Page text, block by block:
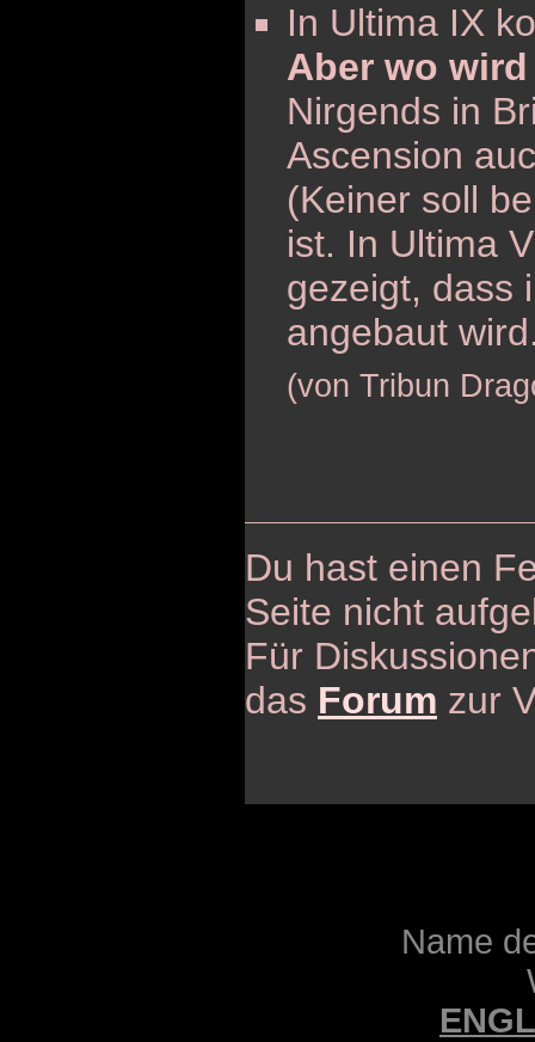
In Ultima IX
Aber wo
Nirgends in
Ascension
(Keiner soll
ist. In Ultima
gezeigt, dass
angebaut
(von Tribun
Du hast einen
Seite nicht
Für
das Forum zur
Name